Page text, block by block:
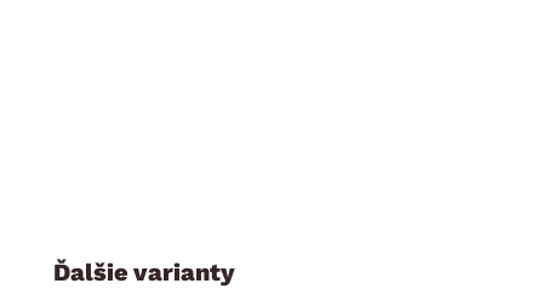
Ďalšie varianty